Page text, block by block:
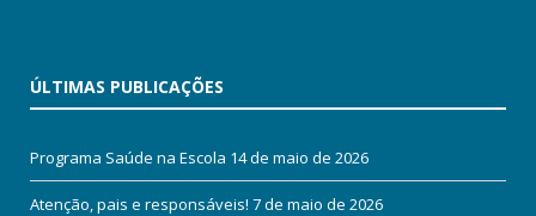
ÚLTIMAS PUBLICAÇÕES
Programa Saúde na Escola 14 de maio de 2026
Atenção, pais e responsáveis! 7 de maio de 2026